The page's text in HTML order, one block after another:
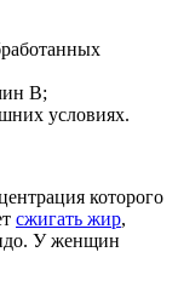
B;
условиях.
которого
сжигать жир,
У женщин